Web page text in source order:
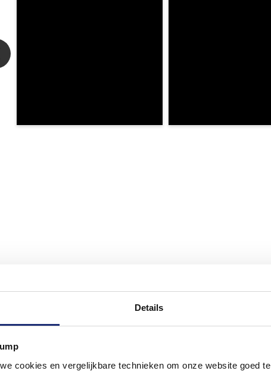
Details
cookies en vergelijkbare technieken om onze website goed